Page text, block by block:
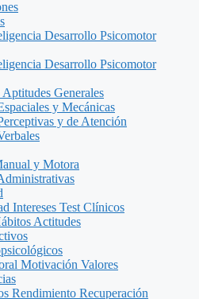
Desarrollo Psicomotor
Desarrollo Psicomotor
Aptitudes Generales
y Mecánicas
y de Atención
y Motora
Intereses Test Clínicos
Actitudes
Motivación Valores
Rendimiento Recuperación